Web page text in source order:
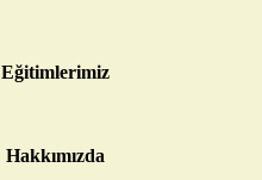
Eğitimlerimiz
Hakkımızda